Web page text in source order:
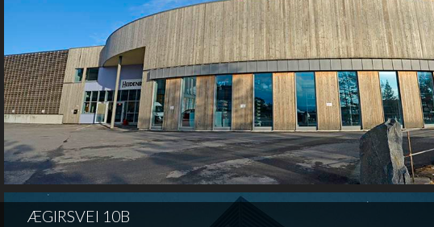
ÆGIRSVEI 10B